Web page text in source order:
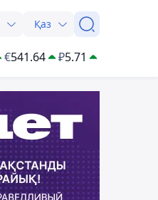
Қаз
€541.64 ₽5.71